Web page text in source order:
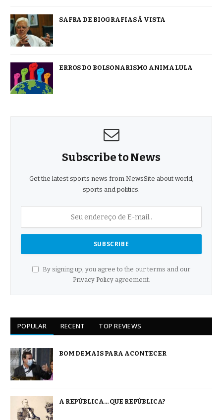
SAFRA DE BIOGRAFIAS À VISTA
ERROS DO BOLSONARISMO ANIMA LULA
Subscribe to News
Get the latest sports news from NewsSite about world,
sports and politics.
By signing up, you agree to the our terms and our
Privacy Policyagreement.
POPULAR RECENT TOP REVIEWS
BOM DEMAIS PARA ACONTECER
A REPÚBLICA… QUE REPÚBLICA?